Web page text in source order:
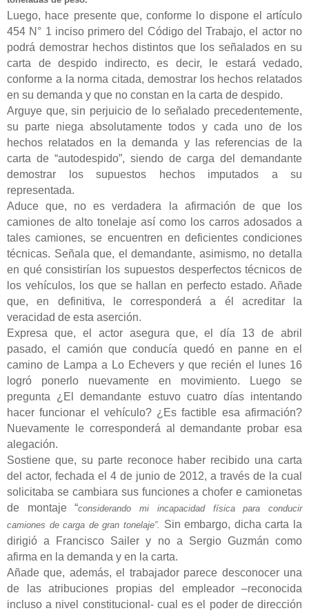
Luego, hace presente que, conforme lo dispone el artículo
454 N° 1 inciso primero del Código del Trabajo, el actor no
podrá demostrar hechos distintos que los señalados en su
carta de despido indirecto, es decir, le estará vedado,
conforme a la norma citada, demostrar los hechos relatados
en su demanda y que no constan en la carta de despido.
Arguye que, sin perjuicio de lo señalado precedentemente,
su parte niega absolutamente todos y cada uno de los
hechos relatados en la demanda y las referencias de la
carta de “autodespido”, siendo de carga del demandante
demostrar los supuestos hechos imputados a su
representada.
Aduce que, no es verdadera la afirmación de que los
camiones de alto tonelaje así como los carros adosados a
tales camiones, se encuentren en deficientes condiciones
técnicas. Señala que, el demandante, asimismo, no detalla
en qué consistirían los supuestos desperfectos técnicos de
los vehículos, los que se hallan en perfecto estado. Añade
que, en definitiva, le corresponderá a él acreditar la
veracidad de esta aserción.
Expresa que, el actor asegura que, el día 13 de abril
pasado, el camión que conducía quedó en panne en el
camino de Lampa a Lo Echevers y que recién el lunes 16
logró ponerlo nuevamente en movimiento. Luego se
pregunta ¿El demandante estuvo cuatro días intentando
hacer funcionar el vehículo? ¿Es factible esa afirmación?
Nuevamente le corresponderá al demandante probar esa
alegación.
Sostiene que, su parte reconoce haber recibido una carta
del actor, fechada el 4 de junio de 2012, a través de la cual
solicitaba se cambiara sus funciones a chofer e camionetas
de montaje “considerando mi incapacidad física para conducir
camiones de carga de gran tonelaje”. Sin embargo, dicha carta la
dirigió a Francisco Sailer y no a Sergio Guzmán como
afirma en la demanda y en la carta.
Añade que, además, el trabajador parece desconocer una
de las atribuciones propias del empleador –reconocida
incluso a nivel constitucional- cual es el poder de dirección